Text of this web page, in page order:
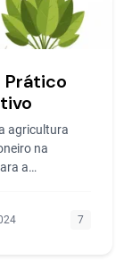
Prático
agricultura
na
a
7